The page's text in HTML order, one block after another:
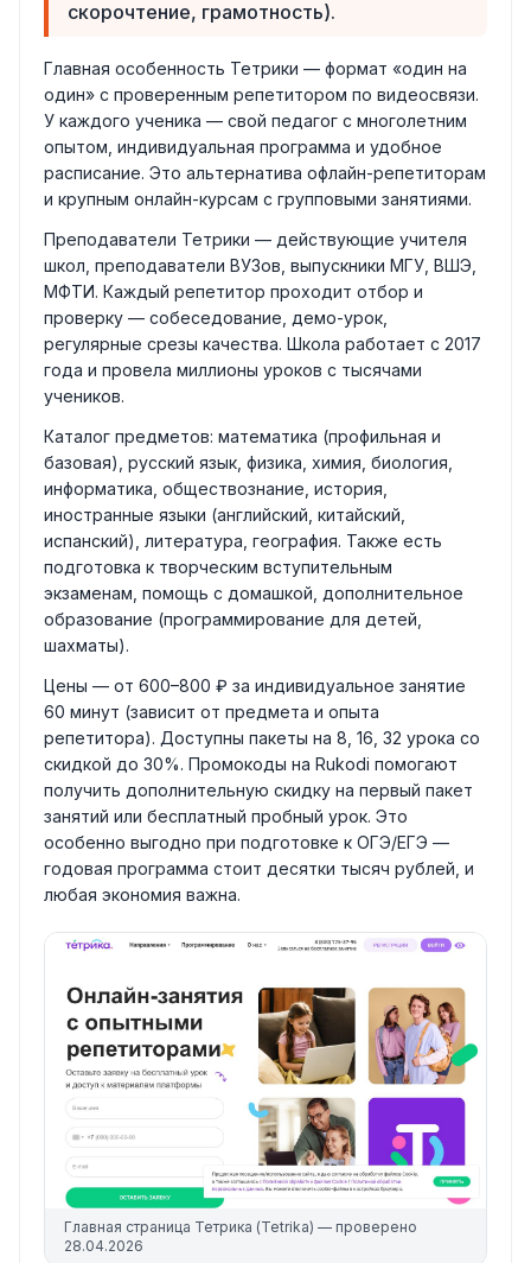
скорочтение, грамотность).
Главная особенность Тетрики — формат «один на
один» с проверенным репетитором по видеосвязи.
У каждого ученика — свой педагог с многолетним
опытом, индивидуальная программа и удобное
расписание. Это альтернатива офлайн-репетиторам
и крупным онлайн-курсам с групповыми занятиями.
Преподаватели Тетрики — действующие учителя
школ, преподаватели ВУЗов, выпускники МГУ, ВШЭ,
МФТИ. Каждый репетитор проходит отбор и
проверку — собеседование, демо-урок,
регулярные срезы качества. Школа работает с 2017
года и провела миллионы уроков с тысячами
учеников.
Каталог предметов: математика (профильная и
базовая), русский язык, физика, химия, биология,
информатика, обществознание, история,
иностранные языки (английский, китайский,
испанский), литература, география. Также есть
подготовка к творческим вступительным
экзаменам, помощь с домашкой, дополнительное
образование (программирование для детей,
шахматы).
Цены — от 600–800 ₽ за индивидуальное занятие
60 минут (зависит от предмета и опыта
репетитора). Доступны пакеты на 8, 16, 32 урока со
скидкой до 30%. Промокоды на Rukodi помогают
получить дополнительную скидку на первый пакет
занятий или бесплатный пробный урок. Это
особенно выгодно при подготовке к ОГЭ/ЕГЭ —
годовая программа стоит десятки тысяч рублей, и
любая экономия важна.
Главная страница Тетрика (Tetrika) — проверено
28.04.2026